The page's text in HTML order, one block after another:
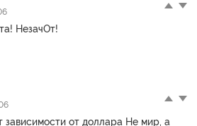
НезачОт!
зависимости от доллара Не мир, а